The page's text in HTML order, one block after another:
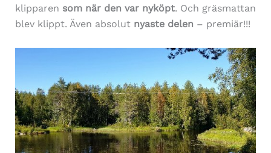
klipparen som när den var nyköpt. Och gräsmattan
blev klippt. Även absolut nyaste delen – premiär!!!